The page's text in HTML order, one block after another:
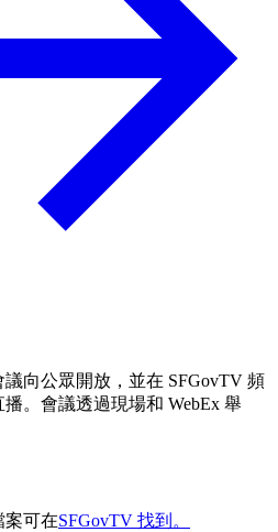
向公眾開放，並在 SFGovTV 頻
播。會議透過現場和 WebEx 舉
案可在SFGovTV 找到。